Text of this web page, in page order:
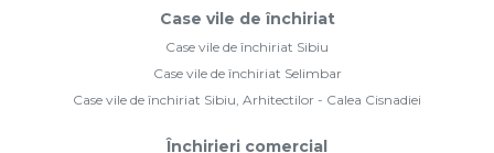
Case vile de închiriat
Case vile de închiriat Sibiu
Case vile de închiriat Selimbar
Case vile de închiriat Sibiu, Arhitectilor - Calea Cisnadiei
Închirieri comercial